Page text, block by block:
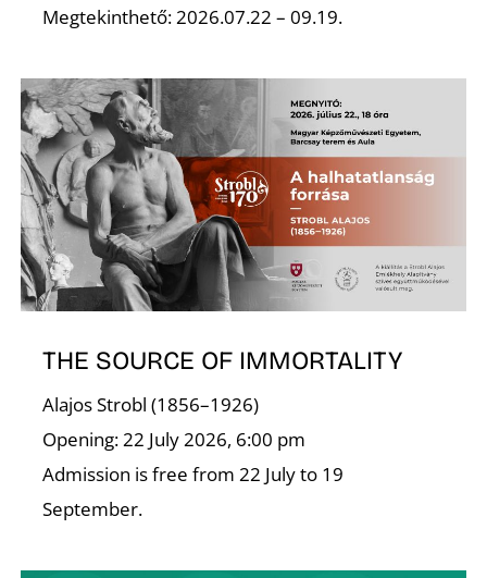
Megtekinthető: 2026.07.22 – 09.19.
THE SOURCE OF IMMORTALITY
Alajos Strobl (1856–1926)
Opening: 22 July 2026, 6:00 pm
Admission is free from 22 July to 19
September.